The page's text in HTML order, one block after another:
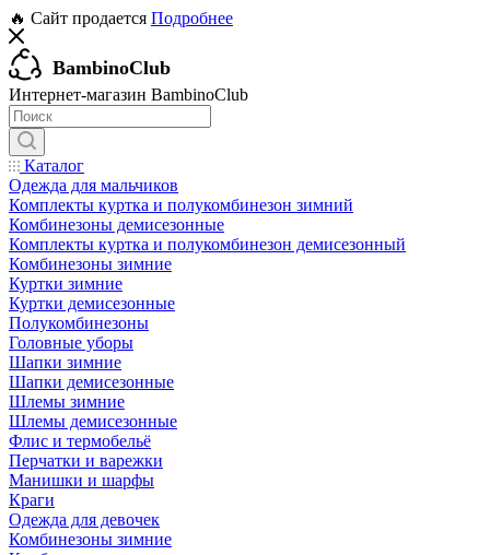
🔥 Сайт продается Подробнее
BambinoClub
Интернет-магазин BambinoClub
Каталог
Одежда для мальчиков
Комплекты куртка и полукомбинезон зимний
Комбинезоны демисезонные
Комплекты куртка и полукомбинезон демисезонный
Комбинезоны зимние
Куртки зимние
Куртки демисезонные
Полукомбинезоны
Головные уборы
Шапки зимние
Шапки демисезонные
Шлемы зимние
Шлемы демисезонные
Флис и термобельё
Перчатки и варежки
Манишки и шарфы
Краги
Одежда для девочек
Комбинезоны зимние